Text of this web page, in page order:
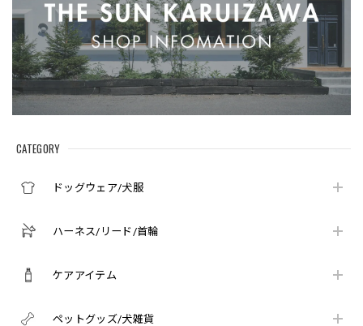
CATEGORY
ドッグウェア/犬服
ハーネス/リード/首輪
ケアアイテム
ペットグッズ/犬雑貨